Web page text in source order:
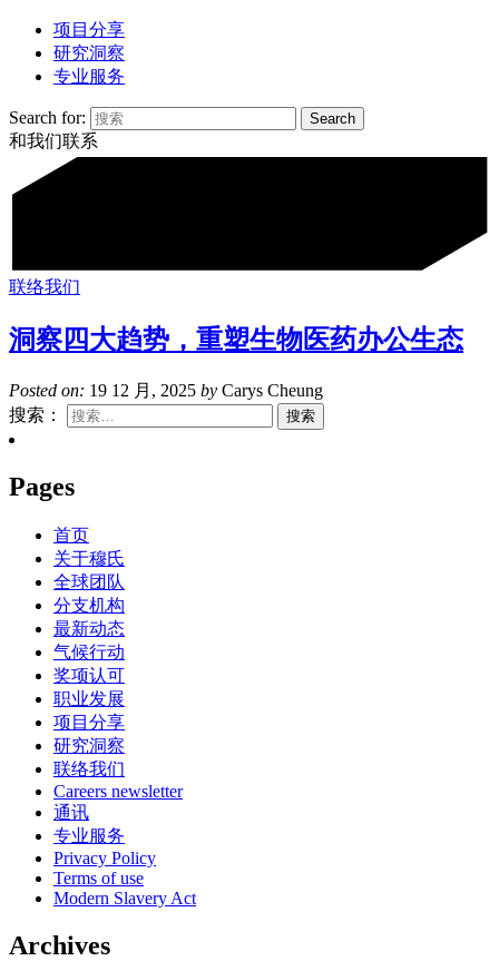
项目分享
研究洞察
专业服务
Search for:
和我们联系
联络我们
洞察四大趋势，重塑生物医药办公生态
Posted on: 19 12 月, 2025 by Carys Cheung
搜索：
Pages
首页
关于穆氏
全球团队
分支机构
最新动态
气候行动
奖项认可
职业发展
项目分享
研究洞察
联络我们
Careers newsletter
通讯
专业服务
Privacy Policy
Terms of use
Modern Slavery Act
Archives